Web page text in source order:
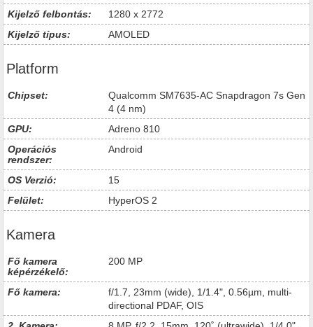
Kijelző felbontás:
1280 x 2772
Kijelző típus:
AMOLED
Platform
Chipset:
Qualcomm SM7635-AC Snapdragon 7s Gen
4 (4 nm)
GPU:
Adreno 810
Operációs
rendszer:
Android
OS Verzió:
15
Felület:
HyperOS 2
Kamera
Fő kamera
képérzékelő:
200 MP
Fő kamera:
f/1.7, 23mm (wide), 1/1.4", 0.56µm, multi-
directional PDAF, OIS